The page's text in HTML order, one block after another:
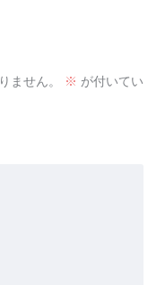
ません。 ※ が付いてい